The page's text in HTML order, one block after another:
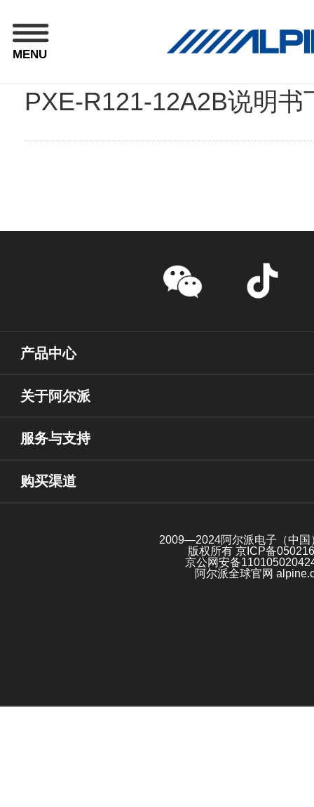
MENU
PXE-R121-12A2B说明书
产品中心
关于阿尔派
服务与支持
购买渠道
2009—2024阿尔派电子（中国
版权所有 京ICP备
京公网安备
阿尔派全球官网